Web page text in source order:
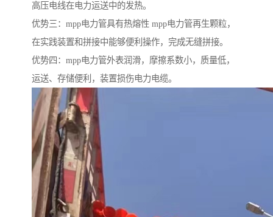
高压电线在电力运送中的发热。
优势三：mpp电力管具有热熔性 mpp电力管再生颗粒，
在实践装置和拼接中能够便利操作，完成无缝拼接。
优势四：mpp电力管外表润滑，摩擦系数小，质量低，
运送、存储便利，装置损伤电力电缆。